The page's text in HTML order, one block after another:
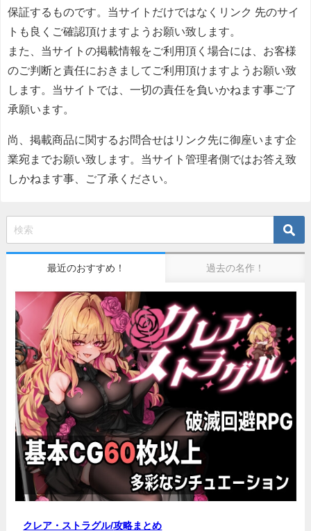
保証するものです。当サイトだけではなくリンク 先のサイ
トも良くご確認頂けますようお願い致します。
また、当サイトの掲載情報をご利用頂く場合には、お客様
のご判断と責任におきましてご利用頂けますようお願い致
します。当サイトでは、一切の責任を負いかねます事ご了
承願います。
尚、掲載商品に関するお問合せはリンク先に御座います企
業宛までお願い致します。当サイト管理者側ではお答え致
しかねます事、ご了承ください。
最近のおすすめ！ 過去の名作！
クレア・ストラグル/攻略まとめ